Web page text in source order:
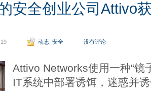
安全创业公司Attivo
动态 安全 没有评论
Attivo Networks使用一种“镜
IT系统中部署诱饵，迷惑并